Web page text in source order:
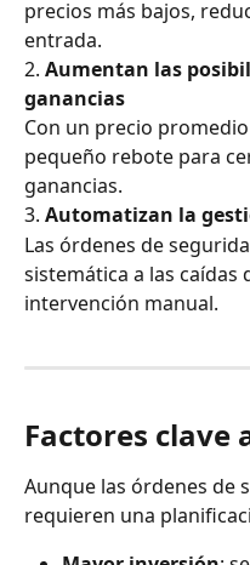
precios más bajos,
entrada.
2. Aumentan las
ganancias
Con un precio
pequeño rebote para
ganancias.
3. Automatizan la
Las órdenes de
sistemática a las caídas
intervención manual.
Factores clave
Aunque las órdenes de
requieren una